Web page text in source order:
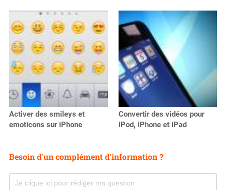
Activer des smileys et
emoticons sur iPhone
Convertir des vidéos pour
iPod, iPhone et iPad
Besoin d'un complément d'information ?